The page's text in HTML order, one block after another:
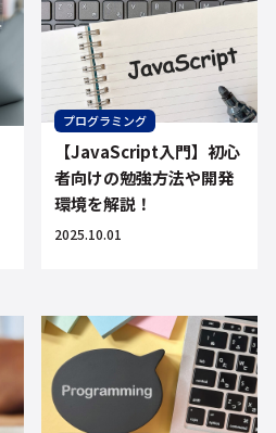
プログラミング
【JavaScript入門】初心
者向けの勉強方法や開発
環境を解説！
2025.10.01